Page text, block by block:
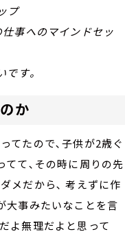
プ
事へのマインドセッ
す。
か
てたので､子供が2歳ぐ
てて､その時に周りの先
メだから､ 考えずに作
大事みたいなことを言
よ無理だよと思って